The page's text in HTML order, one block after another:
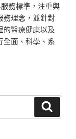
務標準，注重與
務理念，並針對
的醫療健康以及
全面、科學、系